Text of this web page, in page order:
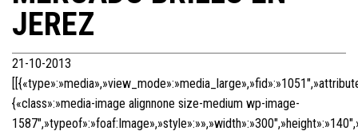
JEREZ
21-10-2013
{«class»:»media-image alignnone size-medium wp-image-